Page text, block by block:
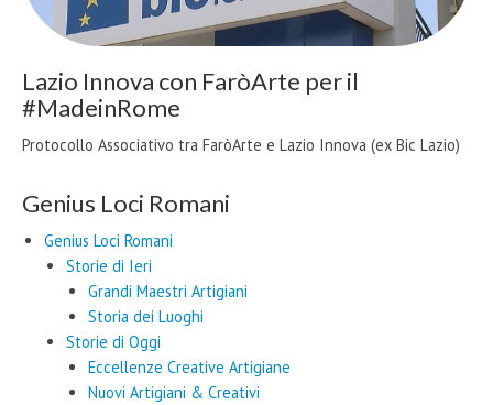
Lazio Innova con FaròArte per il
#MadeinRome
Protocollo Associativo tra FaròArte e Lazio Innova (ex Bic Lazio)
Genius Loci Romani
Genius Loci Romani
Storie di Ieri
Grandi Maestri Artigiani
Storia dei Luoghi
Storie di Oggi
Eccellenze Creative Artigiane
Nuovi Artigiani & Creativi